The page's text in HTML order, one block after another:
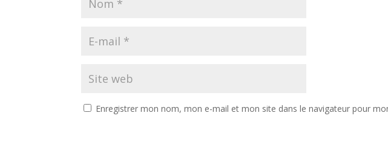
Enregistrer mon nom, mon e-mail et mon site dans le navigateur pour